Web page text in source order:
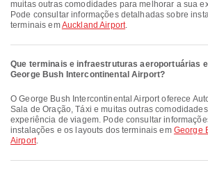
muitas outras comodidades para melhorar a sua
Pode consultar informações detalhadas sobre
terminais emAuckland Airport.
Que terminais e infraestruturas aeroportuárias
George Bush Intercontinental Airport?
O George Bush Intercontinental Airport oferece Autocarro de transporte,
Sala de Oração, Táxi e muitas outras
experiência de viagem. Pode consultar
instalações e os layouts dos terminais em George
Airport.